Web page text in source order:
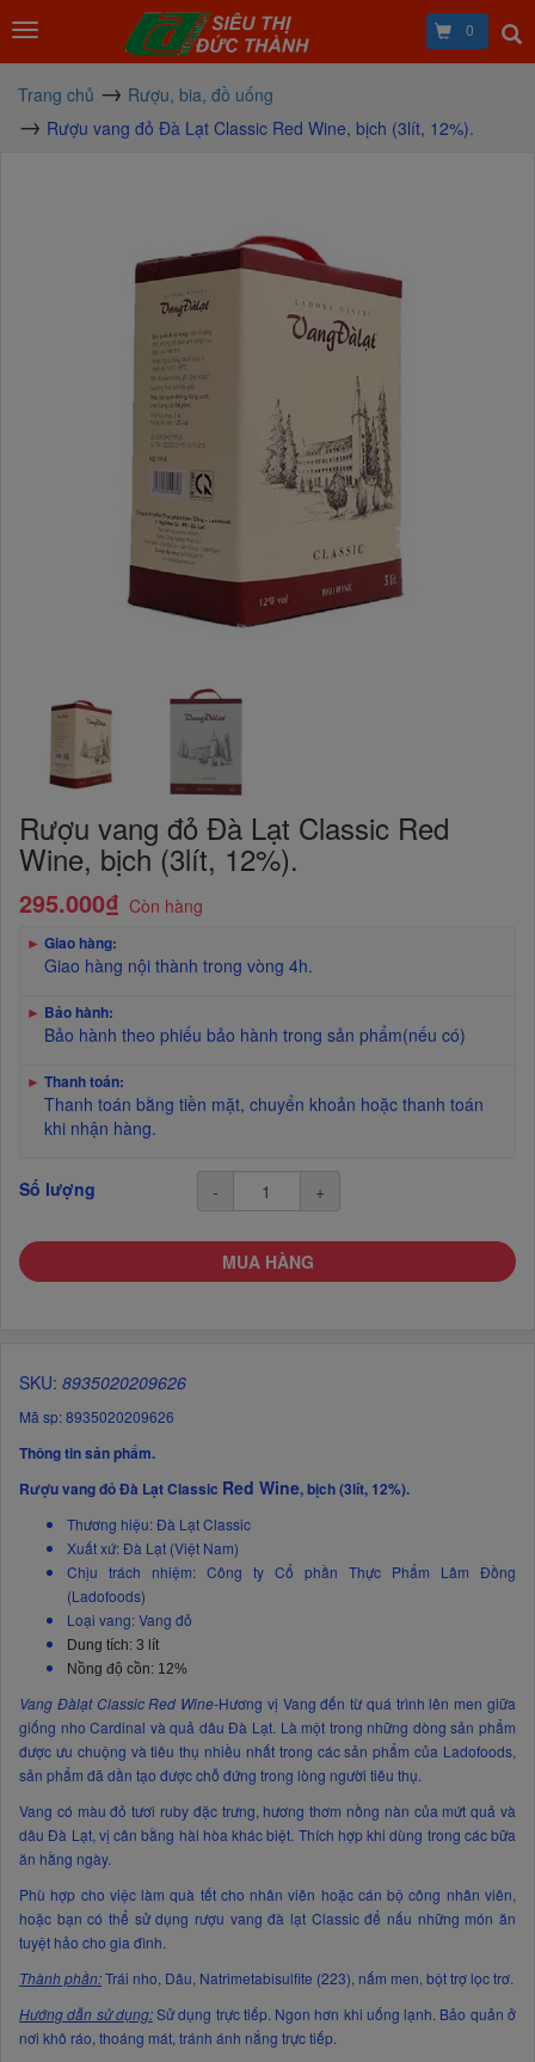
0
Trang chủ
Rượu, bia, đồ uống
Rượu vang đỏ Đà Lạt Classic Red Wine, bịch (3lít, 12%).
Rượu vang đỏ Đà Lạt Classic Red
Wine, bịch (3lít, 12%).
295.000₫ Còn hàng
► Giao hàng:
Giao hàng nội thành trong vòng 4h.
► Bảo hành:
Bảo hành theo phiếu bảo hành trong sản phẩm(nếu có)
► Thanh toán:
Thanh toán bằng tiền mặt, chuyển khoản hoặc thanh toán
khi nhận hàng.
Số lượng - +
MUA HÀNG
SKU: 8935020209626
Mã sp: 8935020209626
Thông tin sản phẩm.
Rượu vang đỏ Đà Lạt Classic Red Wine, bịch (3lít, 12%).
Thương hiệu: Đà Lạt Classic
Xuất xứ: Đà Lạt (Việt Nam)
Chịu trách nhiệm: Công ty Cổ phần Thực Phẩm Lâm Đồng
(Ladofoods)
Loại vang: Vang đỏ
Dung tích: 3 lít
Nồng độ cồn: 12%
Vang Đàlạt Classic Red Wine-Hương vị Vang đến từ quá trình lên men giữa
giống nho Cardinal và quả dâu Đà Lạt. Là một trong những dòng sản phẩm
được ưu chuộng và tiêu thụ nhiều nhất trong các sản phẩm của Ladofoods,
sản phẩm đã dần tạo được chỗ đứng trong lòng người tiêu thụ.
Vang có màu đỏ tươi ruby đặc trưng, hương thơm nồng nàn của mứt quả và
dâu Đà Lạt, vị cân bằng hài hòa khác biệt. Thích hợp khi dùng trong các bữa
ăn hằng ngày.
Phù hợp cho việc làm quà tết cho nhân viên hoặc cán bộ công nhân viên,
hoặc bạn có thể sử dụng rượu vang đà lạt Classic để nấu những món ăn
tuyệt hảo cho gia đình.
Thành phần:Trái nho, Dâu, Natrimetabisulfite (223), nấm men, bột trợ lọc trơ.
Hướng dẫn sử dụng:Sử dụng trực tiếp. Ngon hơn khi uống lạnh. Bảo quản ở
nơi khô ráo, thoáng mát, tránh ánh nắng trực tiếp.